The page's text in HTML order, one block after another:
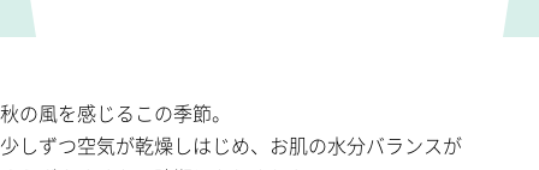
秋の風を感じるこの季節。
少しずつ空気が乾燥しはじめ、お肌の水分バランスが